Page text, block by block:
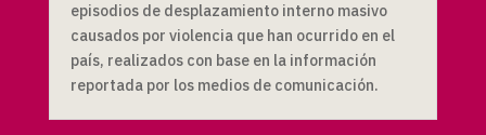
episodios de desplazamiento interno masivo
causados por violencia que han ocurrido en el
país, realizados con base en la información
reportada por los medios de comunicación.